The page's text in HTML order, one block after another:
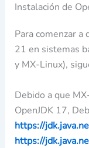
Instalación de
Para comenzar a
21 en sistemas
y MX-Linux),
Debido a que
OpenJDK 17,
https://
https://